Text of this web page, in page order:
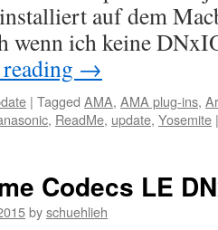
auf dem
wenn ich keine
→
| Tagged AMA, AMA plug-ins,
, ReadMe, update, Yosemite |
Codecs LE
byschuehlieh